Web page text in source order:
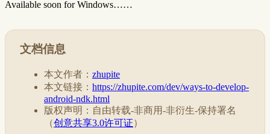
Available soon for Windows……
文档信息
本文作者： zhupite
本文链接： https://zhupite.com/dev/ways-to-develop-
android-ndk.html
版权声明：自由转载-非商用-非衍生-保持署名
（创意共享3.0许可证）